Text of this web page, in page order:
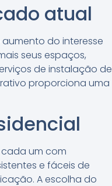
atual
do interesse
seus espaços,
de instalação de
proporciona uma
cada um com
e fáceis de
A escolha do